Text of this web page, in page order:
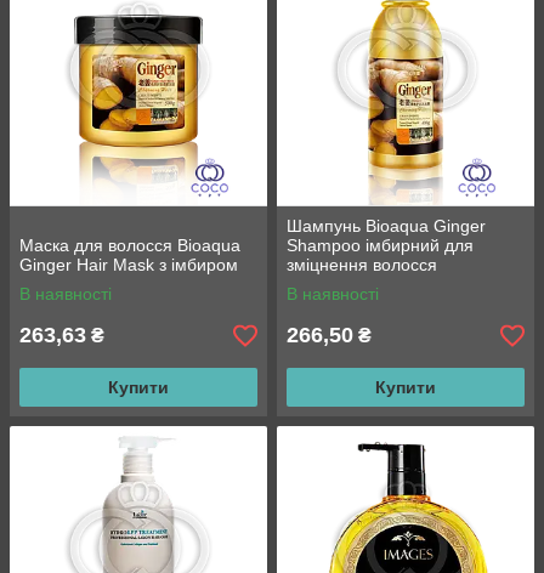
Маска для волосся Bioaqua
Ginger Hair Mask з імбиром
В наявності
263,63 ₴
Купити
Шампунь Bioaqua Ginger
Shampoo імбирний для
зміцнення волосся
В наявності
266,50 ₴
Купити